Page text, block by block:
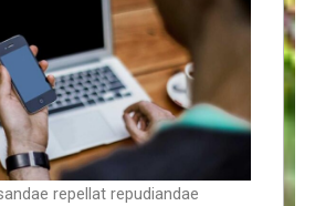
repellat repudiandae